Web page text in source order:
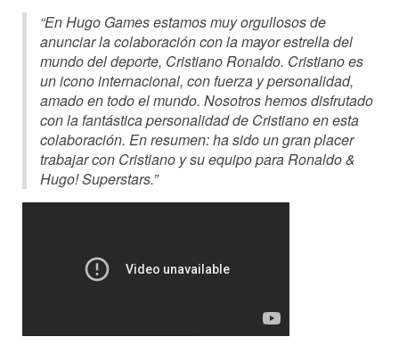
“En Hugo Games estamos muy orgullosos de
anunciar la colaboración con la mayor estrella del
mundo del deporte, Cristiano Ronaldo. Cristiano es
un icono internacional, con fuerza y personalidad,
amado en todo el mundo. Nosotros hemos disfrutado
con la fantástica personalidad de Cristiano en esta
colaboración. En resumen: ha sido un gran placer
trabajar con Cristiano y su equipo para Ronaldo &
Hugo! Superstars.”